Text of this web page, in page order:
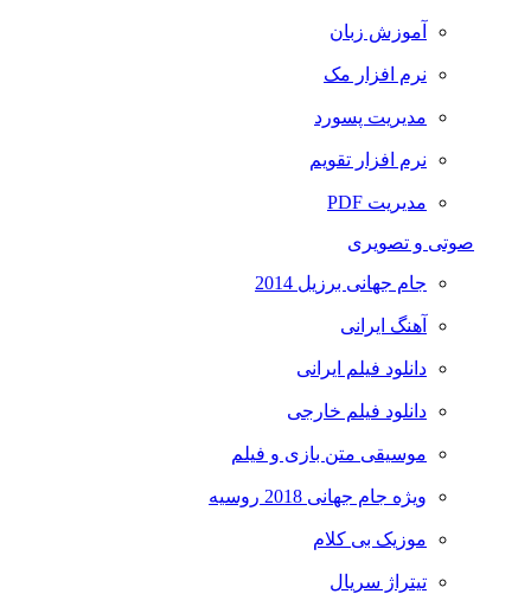
آموزش زبان
نرم افزار مک
مدیریت پسورد
نرم افزار تقویم
مدیریت PDF
صوتی و تصویری
جام جهانی برزیل 2014
آهنگ ایرانی
دانلود فیلم ایرانی
دانلود فیلم خارجی
موسیقی متن بازی و فیلم
ویژه جام جهانی 2018 روسیه
موزیک بی کلام
تیتراژ سریال